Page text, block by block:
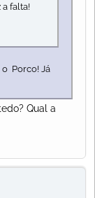
falta!
o Porco! Já
Qual a